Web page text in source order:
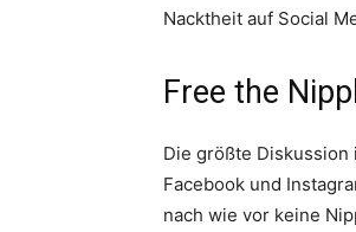
Nacktheit auf Social
Free the
Die größte
Facebook und
nach wie vor keine